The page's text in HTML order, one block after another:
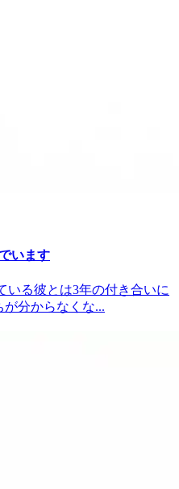
います
いる彼とは3年の付き合いに
分からなくな...